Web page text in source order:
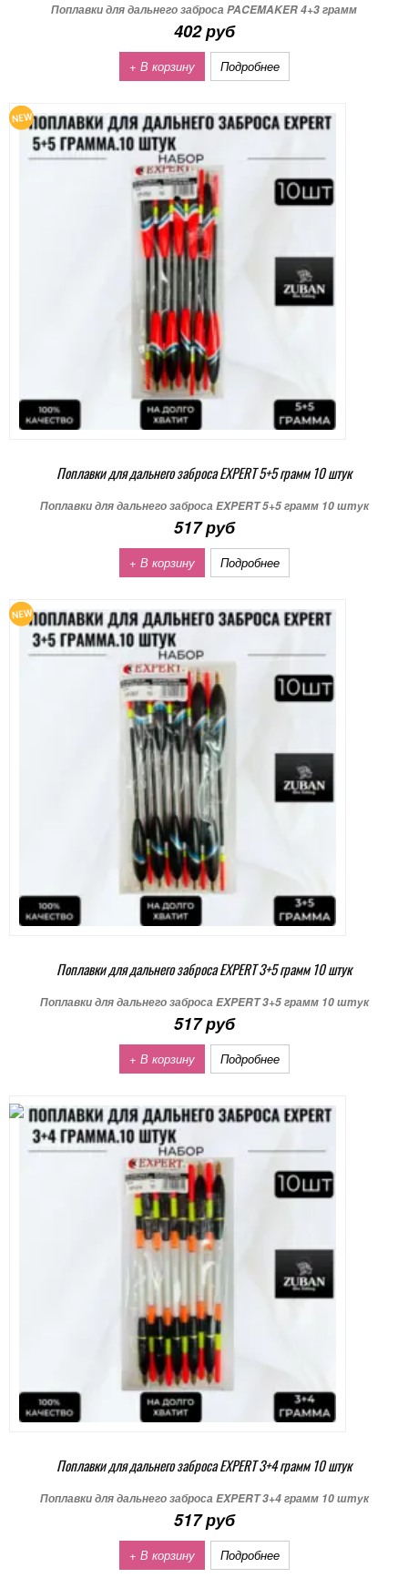
Поплавки для дальнего заброса PACEMAKER 4+3 грамм
402 руб
+ В корзину Подробнее
Поплавки для дальнего заброса EXPERT 5+5 грамм 10 штук
Поплавки для дальнего заброса EXPERT 5+5 грамм 10 штук
517 руб
+ В корзину Подробнее
Поплавки для дальнего заброса EXPERT 3+5 грамм 10 штук
Поплавки для дальнего заброса EXPERT 3+5 грамм 10 штук
517 руб
+ В корзину Подробнее
Поплавки для дальнего заброса EXPERT 3+4 грамм 10 штук
Поплавки для дальнего заброса EXPERT 3+4 грамм 10 штук
517 руб
+ В корзину Подробнее